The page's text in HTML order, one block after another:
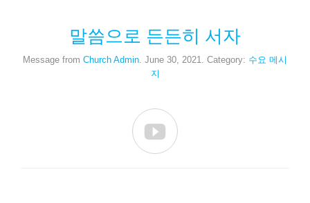
말씀으로 든든히 서자
Message from Church Admin. June 30, 2021. Category: 수요 메시
지
